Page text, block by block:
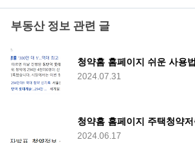
부동산 정보 관련 글
청약홈 홈페이지 쉬운 사용법
2024.07.31
2024.06.17